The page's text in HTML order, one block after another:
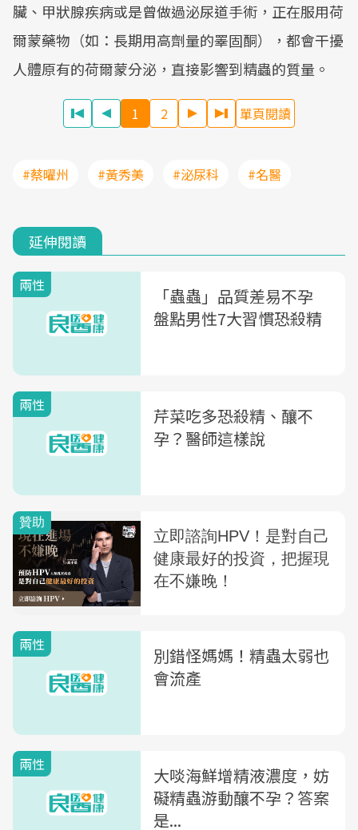
臟、甲狀腺疾病或是曾做過泌尿道手術，正在服用荷
爾蒙藥物（如：長期用高劑量的睪固酮），都會干擾
人體原有的荷爾蒙分泌，直接影響到精蟲的質量。
1 2 單頁閱讀
#蔡曜州 #黃秀美 #泌尿科 #名醫
延伸閱讀
兩性
「蟲蟲」品質差易不孕
盤點男性7大習慣恐殺精
兩性
芹菜吃多恐殺精、釀不
孕？醫師這樣說
兩性
別錯怪媽媽！精蟲太弱也
會流產
兩性
大啖海鮮增精液濃度，妨
礙精蟲游動釀不孕？答案
是...